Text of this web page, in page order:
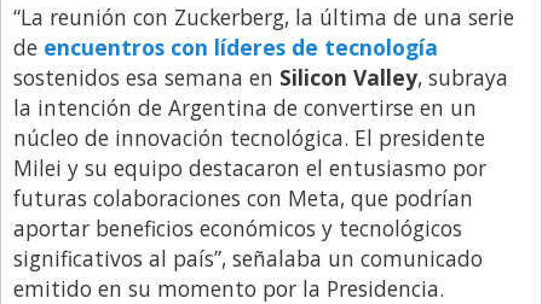
“La reunión con Zuckerberg, la última de una serie
de encuentros con líderes de tecnología
sostenidos esa semana en Silicon Valley, subraya
la intención de Argentina de convertirse en un
núcleo de innovación tecnológica. El presidente
Milei y su equipo destacaron el entusiasmo por
futuras colaboraciones con Meta, que podrían
aportar beneficios económicos y tecnológicos
significativos al país”, señalaba un comunicado
emitido en su momento por la Presidencia.